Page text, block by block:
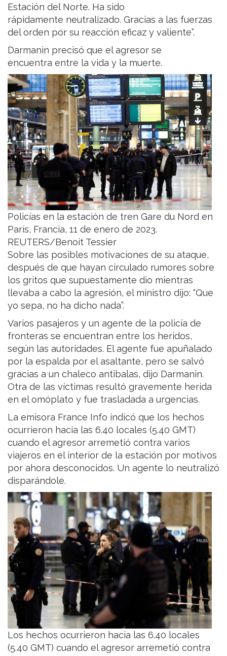
Estación del Norte. Ha sido
rápidamente neutralizado. Gracias a las fuerzas
del orden por su reacción eficaz y valiente”.
Darmanin precisó que el agresor se
encuentra entre la vida y la muerte.
Policías en la estación de tren Gare du Nord en
París, Francia, 11 de enero de 2023.
REUTERS/Benoit Tessier
Sobre las posibles motivaciones de su ataque,
después de que hayan circulado rumores sobre
los gritos que supuestamente dio mientras
llevaba a cabo la agresión, el ministro dijo: “Que
yo sepa, no ha dicho nada”.
Varios pasajeros y un agente de la policía de
fronteras se encuentran entre los heridos,
según las autoridades. El agente fue apuñalado
por la espalda por el asaltante, pero se salvó
gracias a un chaleco antibalas, dijo Darmanin.
Otra de las víctimas resultó gravemente herida
en el omóplato y fue trasladada a urgencias.
La emisora France Info indicó que los hechos
ocurrieron hacia las 6.40 locales (5.40 GMT)
cuando el agresor arremetió contra varios
viajeros en el interior de la estación por motivos
por ahora desconocidos. Un agente lo neutralizó
disparándole.
Los hechos ocurrieron hacia las 6.40 locales
(5.40 GMT) cuando el agresor arremetió contra